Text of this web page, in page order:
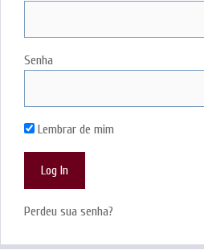
Senha
Lembrar de mim
Perdeu sua senha?